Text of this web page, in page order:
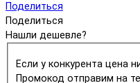
Поделиться
Поделиться
Нашли дешевле?
Если у конкурента цена
Промокод отправим на